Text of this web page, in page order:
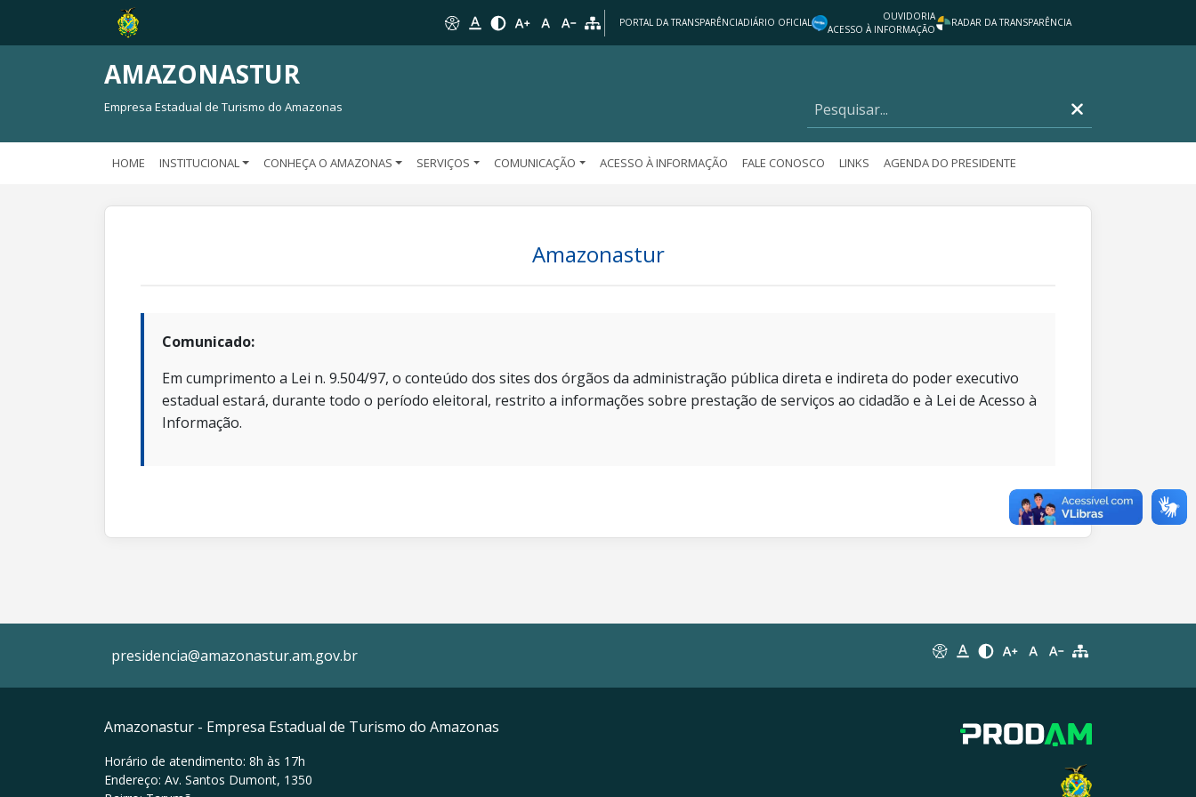
PORTAL DA TRANSPARÊNCIADIÁRIO OFICIAL
OUVIDORIA
ACESSO À INFORMAÇÃO
RADAR DA TRANSPARÊNCIA
AMAZONASTUR
Empresa Estadual de Turismo do Amazonas
HOME INSTITUCIONAL CONHEÇA O AMAZONAS SERVIÇOS COMUNICAÇÃO ACESSO À INFORMAÇÃO FALE CONOSCO LINKS AGENDA DO PRESIDENTE
Amazonastur
Comunicado:
Em cumprimento a Lei n. 9.504/97, o conteúdo dos sites dos órgãos da administração pública direta e indireta do poder executivo
estadual estará, durante todo o período eleitoral, restrito a informações sobre prestação de serviços ao cidadão e à Lei de Acesso à
Informação.
presidencia@amazonastur.am.gov.br
Amazonastur - Empresa Estadual de Turismo do Amazonas
Horário de atendimento: 8h às 17h
Endereço: Av. Santos Dumont, 1350